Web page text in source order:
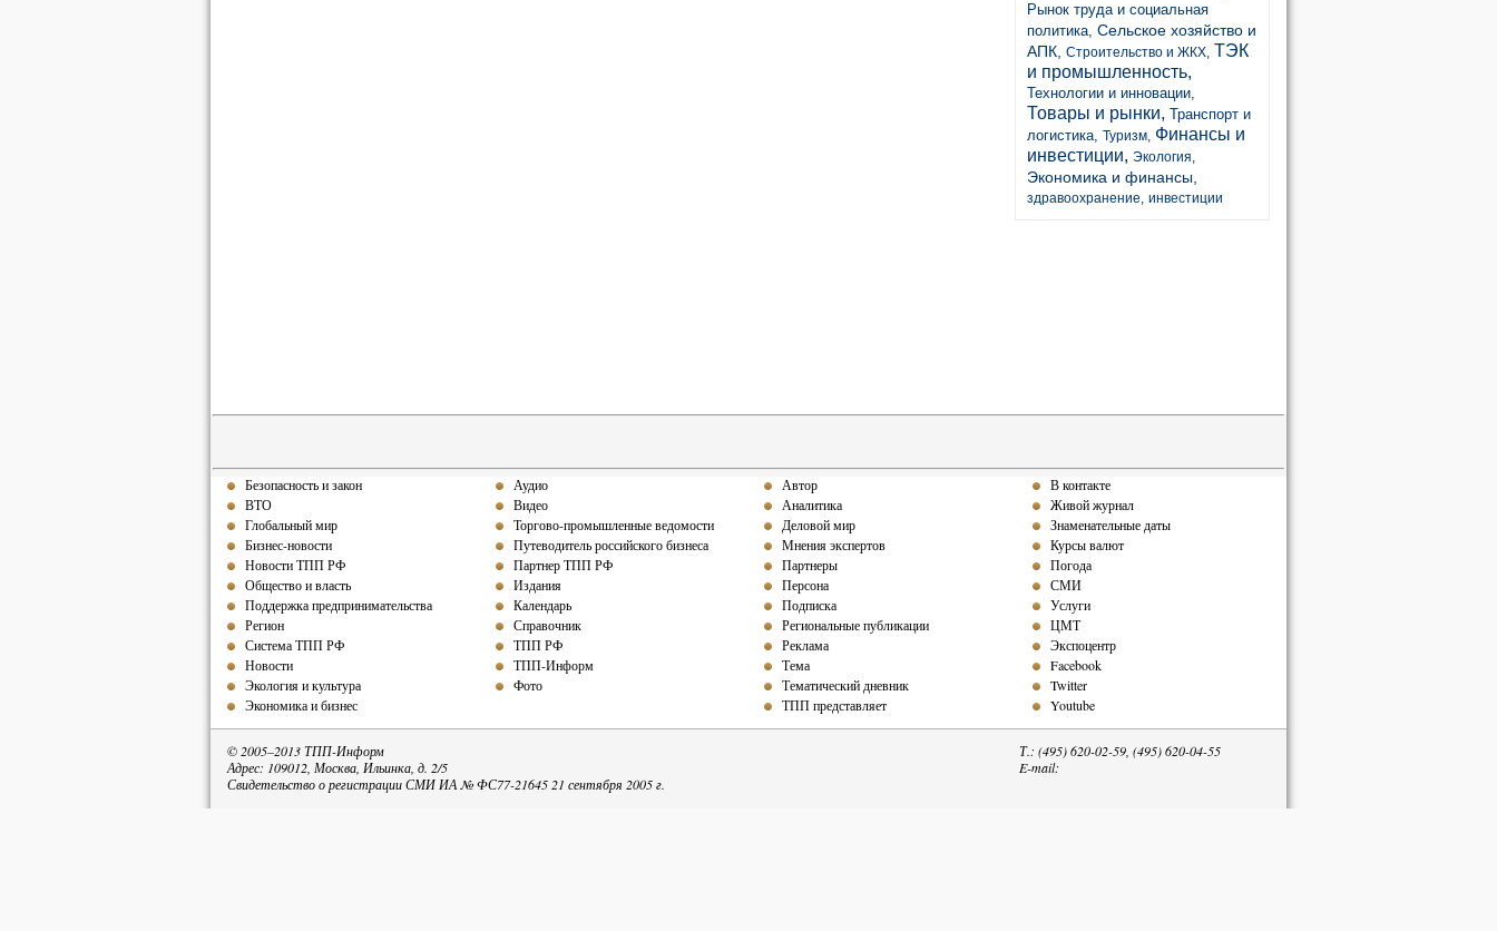
Рынок труда и социальная
политика, Сельское хозяйство и
АПК, Строительство и ЖКХ, ТЭК
и промышленность,
Технологии и инновации,
Товары и рынки, Транспорт и
логистика, Туризм, Финансы и
инвестиции, Экология,
Экономика и финансы,
здравоохранение, инвестиции
Безопасность и закон
ВТО
Глобальный мир
Бизнес-новости
Новости ТПП РФ
Общество и власть
Поддержка предпринимательства
Регион
Система ТПП РФ
Новости
Экология и культура
Экономика и бизнес
Аудио
Видео
Торгово-промышленные ведомости
Путеводитель российского бизнеса
Партнер ТПП РФ
Издания
Календарь
Справочник
ТПП РФ
ТПП-Информ
Фото
Автор
Аналитика
Деловой мир
Мнения экспертов
Партнеры
Персона
Подписка
Региональные публикации
Реклама
Тема
Тематический дневник
ТПП представляет
В контакте
Живой журнал
Знаменательные даты
Курсы валют
Погода
СМИ
Услуги
ЦМТ
Экспоцентр
Facebook
Twitter
Youtube
© 2005–2013 ТПП-Информ
Адрес: 109012, Москва, Ильинка, д. 2/5
Свидетельство о регистрации СМИ ИА № ФС77-21645 21 сентября 2005 г.
Т.: (495) 620-02-59, (495) 620-04-55
E-mail: